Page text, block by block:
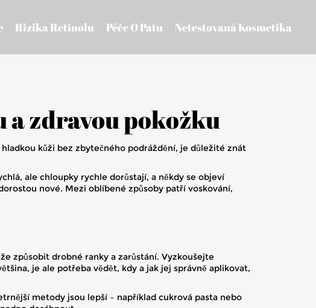
Netestovaná Kosmetika
Péče O Patu
Rizika Retinolu
zdravou pokožku
kůži bez zbytečného podráždění, je důležité znát
ale chloupky rychle dorůstají, a někdy se objeví
nové. Mezi oblíbené způsoby patří voskování,
způsobit drobné ranky a zarůstání. Vyzkoušejte
je ale potřeba vědět, kdy a jak jej správně aplikovat,
metody jsou lepší – například cukrová pasta nebo